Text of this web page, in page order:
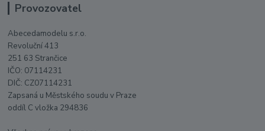
Provozovatel
Abecedamodelu s.r.o.
Revoluční 413
251 63 Strančice
IČO: 07114231
DIČ: CZ07114231
Zapsaná u Městského soudu v Praze
oddíl C vložka 294836